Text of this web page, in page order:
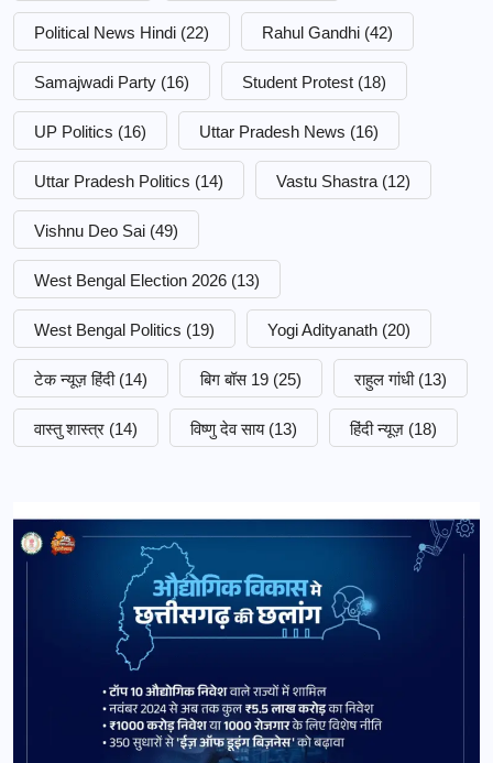
Political News Hindi (22) Rahul Gandhi (42)
Samajwadi Party (16) Student Protest (18)
UP Politics (16) Uttar Pradesh News (16)
Uttar Pradesh Politics (14) Vastu Shastra (12)
Vishnu Deo Sai (49)
West Bengal Election 2026 (13)
West Bengal Politics (19) Yogi Adityanath (20)
टेक न्यूज़ हिंदी (14) बिग बॉस 19 (25) राहुल गांधी (13)
वास्तु शास्त्र (14) विष्णु देव साय (13) हिंदी न्यूज़ (18)